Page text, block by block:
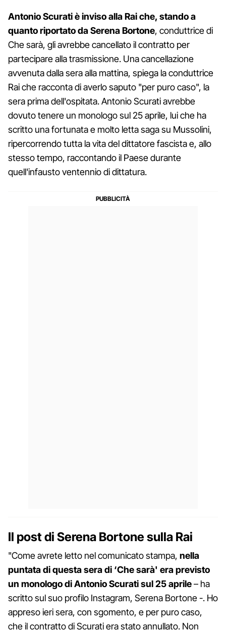
Antonio Scurati è inviso alla Rai che, stando a
quanto riportato da Serena Bortone, conduttrice di
Che sarà, gli avrebbe cancellato il contratto per
partecipare alla trasmissione. Una cancellazione
avvenuta dalla sera alla mattina, spiega la conduttrice
Rai che racconta di averlo saputo "per puro caso", la
sera prima dell'ospitata. Antonio Scurati avrebbe
dovuto tenere un monologo sul 25 aprile, lui che ha
scritto una fortunata e molto letta saga su Mussolini,
ripercorrendo tutta la vita del dittatore fascista e, allo
stesso tempo, raccontando il Paese durante
quell'infausto ventennio di dittatura.
Il post di Serena Bortone sulla Rai
"Come avrete letto nel comunicato stampa, nella
puntata di questa sera di ‘Che sarà' era previsto
un monologo di Antonio Scurati sul 25 aprile– ha
scritto sul suo profilo Instagram, Serena Bortone -. Ho
appreso ieri sera, con sgomento, e per puro caso,
che il contratto di Scurati era stato annullato. Non